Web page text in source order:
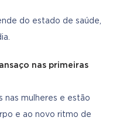
do estado de saúde,
nas primeiras
nas mulheres e estão
e ao novo ritmo de